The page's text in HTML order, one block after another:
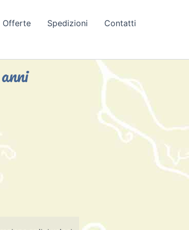
Offerte Spedizioni
Contatti